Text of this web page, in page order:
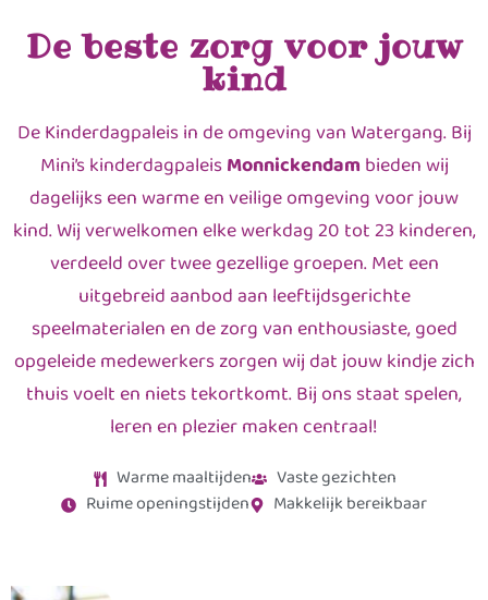
De beste zorg voor jouw
kind
De Kinderdagpaleis in de omgeving van Watergang. Bij
Mini’s kinderdagpaleisMonnickendam bieden wij
dagelijks een warme en veilige omgeving voor jouw
kind. Wij verwelkomen elke werkdag 20 tot 23 kinderen,
verdeeld over twee gezellige groepen. Met een
uitgebreid aanbod aan leeftijdsgerichte
speelmaterialen en de zorg van enthousiaste, goed
opgeleide medewerkers zorgen wij dat jouw kindje zich
thuis voelt en niets tekortkomt. Bij ons staat spelen,
leren en plezier maken centraal!
Warme maaltijden
Vaste gezichten
Ruime openingstijden
Makkelijk bereikbaar